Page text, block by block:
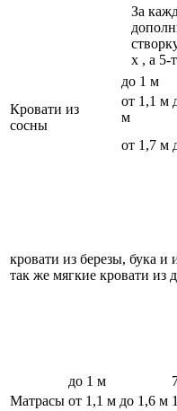
За
х , а 5-
Кровати из
сосны
до 1 м
от 1,1 м
м
от 1,7 м
кровати из березы, бука и
так же мягкие кровати из
Матрасы
до 1 м
от 1,1 м до 1,6 м